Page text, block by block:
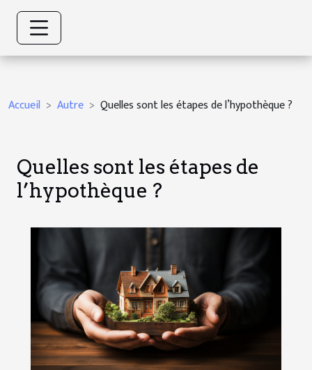
Accueil Autre Quelles sont les étapes de l’hypothèque ?
Quelles sont les étapes de
l’hypothèque ?